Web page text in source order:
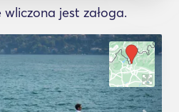
jest załoga.